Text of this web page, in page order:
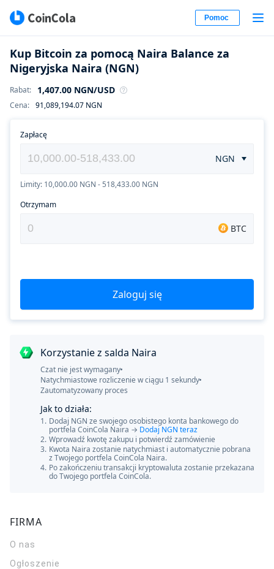
Pomoc
Kup Bitcoin za pomocą Naira Balance za
Nigeryjska Naira (NGN)
Rabat: 1,407.00 NGN/USD
Cena: 91,089,194.07 NGN
Zapłacę
NGN
Limity: 10,000.00 NGN - 518,433.00 NGN
Otrzymam
BTC
Zaloguj się
Korzystanie z salda Naira
Czat nie jest wymagany
Natychmiastowe rozliczenie w ciągu 1 sekundy
Zautomatyzowany proces
Jak to działa:
1. Dodaj NGN ze swojego osobistego konta bankowego do
portfela CoinCola Naira → Dodaj NGN teraz
2. Wprowadź kwotę zakupu i potwierdź zamówienie
3. Kwota Naira zostanie natychmiast i automatycznie pobrana
z Twojego portfela CoinCola Naira.
4. Po zakończeniu transakcji kryptowaluta zostanie przekazana
do Twojego portfela CoinCola.
FIRMA
O nas
Ogłoszenie